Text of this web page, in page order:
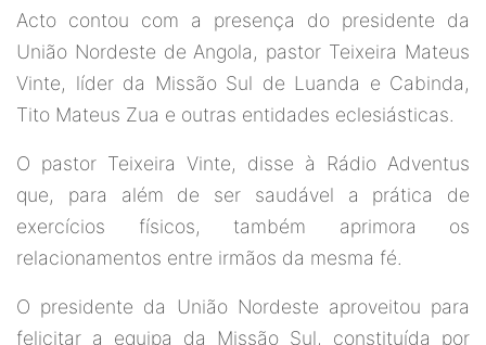
Acto contou com a presença do presidente da
União Nordeste de Angola, pastor Teixeira Mateus
Vinte, líder da Missão Sul de Luanda e Cabinda,
Tito Mateus Zua e outras entidades eclesiásticas.
O pastor Teixeira Vinte, disse à Rádio Adventus
que, para além de ser saudável a prática de
exercícios físicos, também aprimora os
relacionamentos entre irmãos da mesma fé.
O presidente da União Nordeste aproveitou para
felicitar a equipa da Missão Sul, constituída por